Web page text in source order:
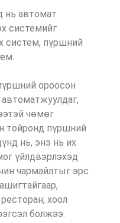
нь автомат
системийг
систем, пүршний
ороосон
чөмөг
тойронд пүршний
нь, энэ нь их
үйлдвэрлэхэд
чармайлтыг эрс
хоол
болжээ.